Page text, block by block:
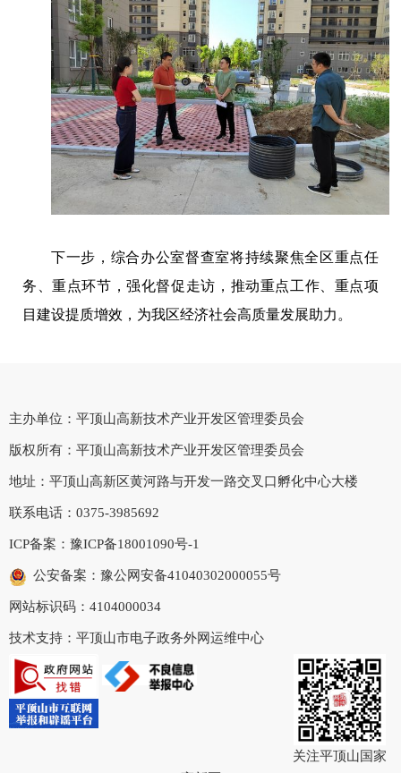
下一步，综合办公室督查室将持续聚焦全区重点任
务、重点环节，强化督促走访，推动重点工作、重点项
目建设提质增效，为我区经济社会高质量发展助力。
主办单位：平顶山高新技术产业开发区管理委员会
版权所有：平顶山高新技术产业开发区管理委员会
地址：平顶山高新区黄河路与开发一路交叉口孵化中心大楼
联系电话：0375-3985692
ICP备案： 豫ICP备18001090号-1
公安备案：豫公网安备41040302000055号
网站标识码：4104000034
技术支持：平顶山市电子政务外网运维中心
关注平顶山国家